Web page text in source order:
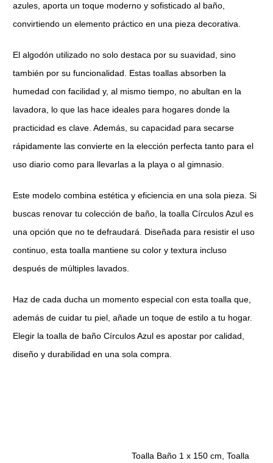
azules, aporta un toque moderno y sofisticado al baño,
convirtiendo un elemento práctico en una pieza decorativa.
El algodón utilizado no solo destaca por su suavidad, sino
también por su funcionalidad. Estas toallas absorben la
humedad con facilidad y, al mismo tiempo, no abultan en la
lavadora, lo que las hace ideales para hogares donde la
practicidad es clave. Además, su capacidad para secarse
rápidamente las convierte en la elección perfecta tanto para el
uso diario como para llevarlas a la playa o al gimnasio.
Este modelo combina estética y eficiencia en una sola pieza. Si
buscas renovar tu colección de baño, la toalla Círculos Azul es
una opción que no te defraudará. Diseñada para resistir el uso
continuo, esta toalla mantiene su color y textura incluso
después de múltiples lavados.
Haz de cada ducha un momento especial con esta toalla que,
además de cuidar tu piel, añade un toque de estilo a tu hogar.
Elegir la toalla de baño Círculos Azul es apostar por calidad,
diseño y durabilidad en una sola compra.
Toalla Baño 1 x 150 cm, Toalla